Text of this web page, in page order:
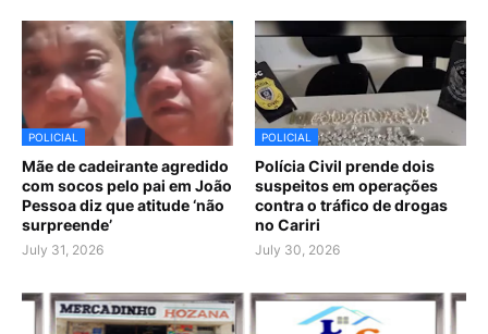
POLICIAL
Mãe de cadeirante agredido
com socos pelo pai em João
Pessoa diz que atitude ‘não
surpreende’
July 31, 2026
POLICIAL
Polícia Civil prende dois
suspeitos em operações
contra o tráfico de drogas
no Cariri
July 30, 2026